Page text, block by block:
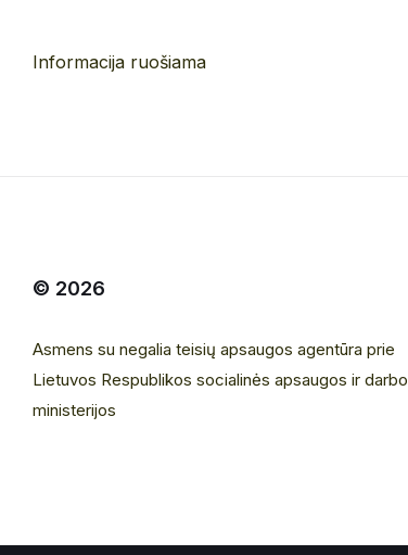
Informacija ruošiama
© 2026
Asmens su negalia teisių apsaugos agentūra prie
Lietuvos Respublikos socialinės apsaugos ir darbo
ministerijos